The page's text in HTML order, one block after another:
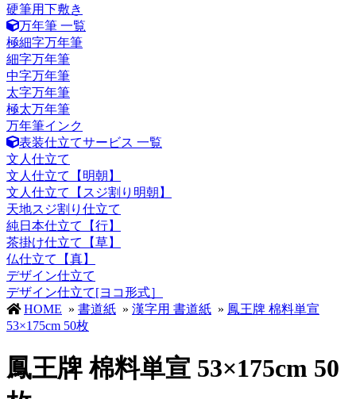
硬筆用下敷き
万年筆 一覧
極細字万年筆
細字万年筆
中字万年筆
太字万年筆
極太万年筆
万年筆インク
表装仕立てサービス 一覧
文人仕立て
文人仕立て【明朝】
文人仕立て【スジ割り明朝】
天地スジ割り仕立て
純日本仕立て【行】
茶掛け仕立て【草】
仏仕立て【真】
デザイン仕立て
デザイン仕立て[ヨコ形式］
HOME » 書道紙 » 漢字用 書道紙 » 鳳王牌 棉料単宣
53×175cm 50枚
鳳王牌 棉料単宣 53×175cm 50